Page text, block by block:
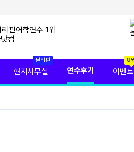
필리핀
현지사무실 연수후기
8
이벤트